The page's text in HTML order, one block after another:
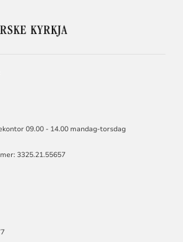
FOR
09.00 - 14.00 mandag-torsdag
3325.21.55657